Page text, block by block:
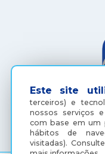
Este site
terceiros) e
nossos serviços
com base em um
hábitos de
visitadas).